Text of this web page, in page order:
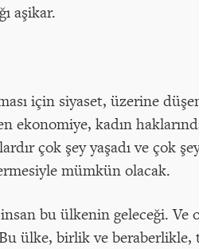
aşikar.
için siyaset, üzerine düşen
ekonomiye, kadın
çok şey yaşadı ve çok
mümkün olacak.
bu ülkenin geleceği. Ve
ülke, birlik ve beraberlikle,